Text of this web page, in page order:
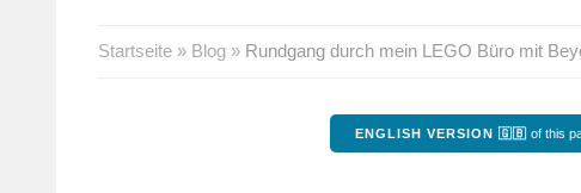
Startseite » Blog » Rundgang durch mein LEGO Büro mit
ENGLISH VERSION 🇬🇧 of this